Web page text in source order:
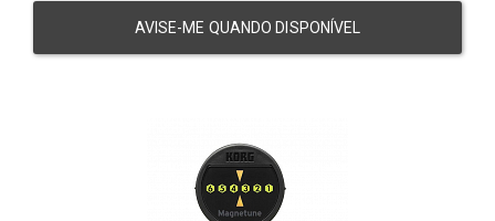
AVISE-ME QUANDO DISPONÍVEL